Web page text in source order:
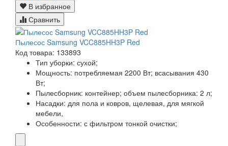
В избранное
Сравнить
Пылесос Samsung VCC885HH3P Red
Код товара: 133893
Тип уборки: сухой;
Мощность: потребляемая 2200 Вт; всасывания 430
Вт;
Пылесборник: контейнер; объем пылесборника: 2 л;
Насадки: для пола и ковров, щелевая, для мягкой
мебели,
Особенности: с фильтром тонкой очистки;